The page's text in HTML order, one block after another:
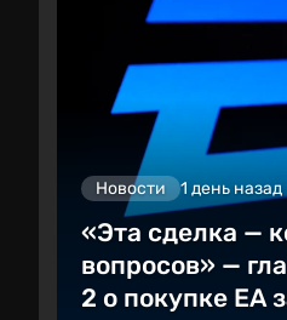
Новости 1 день назад
«Эта сделка —
вопросов» —
2 о покупке EA